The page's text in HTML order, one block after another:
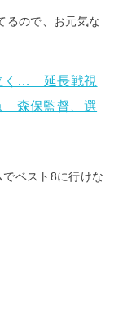
るので、お元気な
く… 延長戦視
森保監督、選
ベスト8に行けな